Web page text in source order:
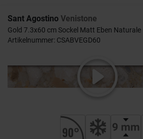
Sant Agostino Venistone
Gold 7.3x60 cm Sockel Matt Eben Naturale
Artikelnummer: CSABVEGD60